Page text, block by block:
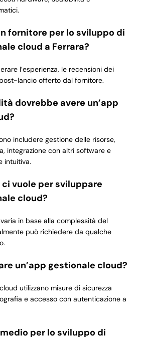
fornitore per lo sviluppo di
cloud a Ferrara?
l’esperienza, le recensioni dei
lancio offerto dal fornitore.
dovrebbe avere un’app
includere gestione delle risorse,
integrazione con altri software e
intuitiva.
vuole per sviluppare
cloud?
in base alla complessità del
può richiedere da qualche
un’app gestionale cloud?
utilizzano misure di sicurezza
e accesso con autenticazione a
per lo sviluppo di